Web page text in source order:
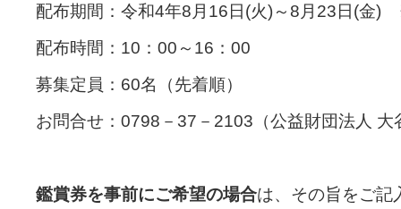
配布期間：令和4年8月16日(火)～8月23日(金
配布時間：10：00～16：00
募集定員：60名（先着順）
お問合せ：0798－37－2103（公益財団法人 大
鑑賞券を事前にご希望の場合は、その旨をご記